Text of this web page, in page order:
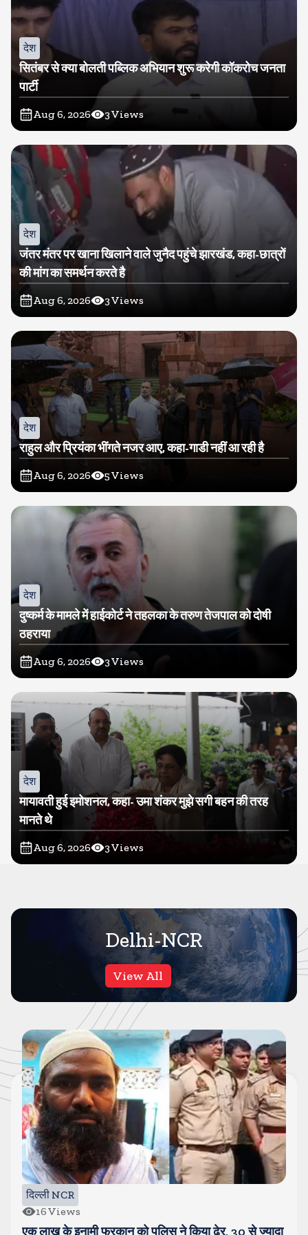
देश
सितंबर से क्या बोलती पब्लिक अभियान शुरू करेगी कॉकरोच जनता
पार्टी
Aug 6, 2026 3Views
देश
जंतर मंतर पर खाना खिलाने वाले जुनैद पहुंचे झारखंड, कहा-छात्रों
की मांग का समर्थन करते है
Aug 6, 2026 3Views
देश
राहुल और प्रियंका भींगते नजर आए, कहा-गाडी नहीं आ रही है
Aug 6, 2026 5Views
देश
दुष्कर्म के मामले में हाईकोर्ट ने तहलका के तरुण तेजपाल को दोषी
ठहराया
Aug 6, 2026 3Views
देश
मायावती हुई इमोशनल, कहा- उमा शंकर मुझे सगी बहन की तरह
मानते थे
Aug 6, 2026 3Views
Delhi-NCR
View All
दिल्ली NCR
16Views
एक लाख के इनामी फुरकान को पुलिस ने किया ढेर, 30 से ज्यादा